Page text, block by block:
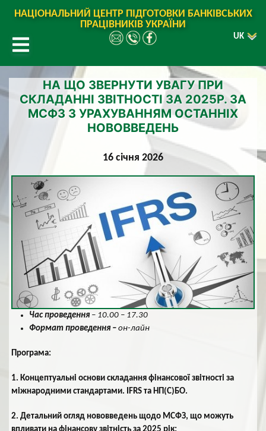
НАЦІОНАЛЬНИЙ ЦЕНТР ПІДГОТОВКИ БАНКІВСЬКИХ
ПРАЦІВНИКІВ УКРАЇНИ
UK
НА ЩО ЗВЕРНУТИ УВАГУ ПРИ
СКЛАДАННІ ЗВІТНОСТІ ЗА 2025Р. ЗА
МСФЗ З УРАХУВАННЯМ ОСТАННІХ
НОВОВВЕДЕНЬ
16 січня 2026
Час проведення– 10.00 – 17.30
Формат проведення – он-лайн
Програма:
1. Концептуальні основи складання фінансової звітності за
міжнародними стандартами. IFRS та НП(С)БО.
2. Детальний огляд нововведень щодо МСФЗ, що можуть